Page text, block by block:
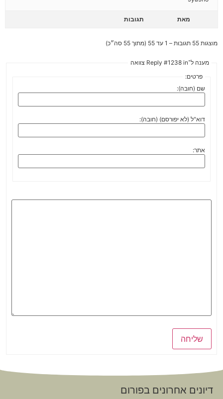
מאת תגובות
מוצגות 55 תגובות – 1 עד 55 (מתוך 55 סה״כ)
מענה ל־Reply #1238 in צוואה
פרטים:
שם (חובה):
דוא"ל (לא יפורסם) (חובה):
אתר:
שליחה
דיונים אחרונים בפורום